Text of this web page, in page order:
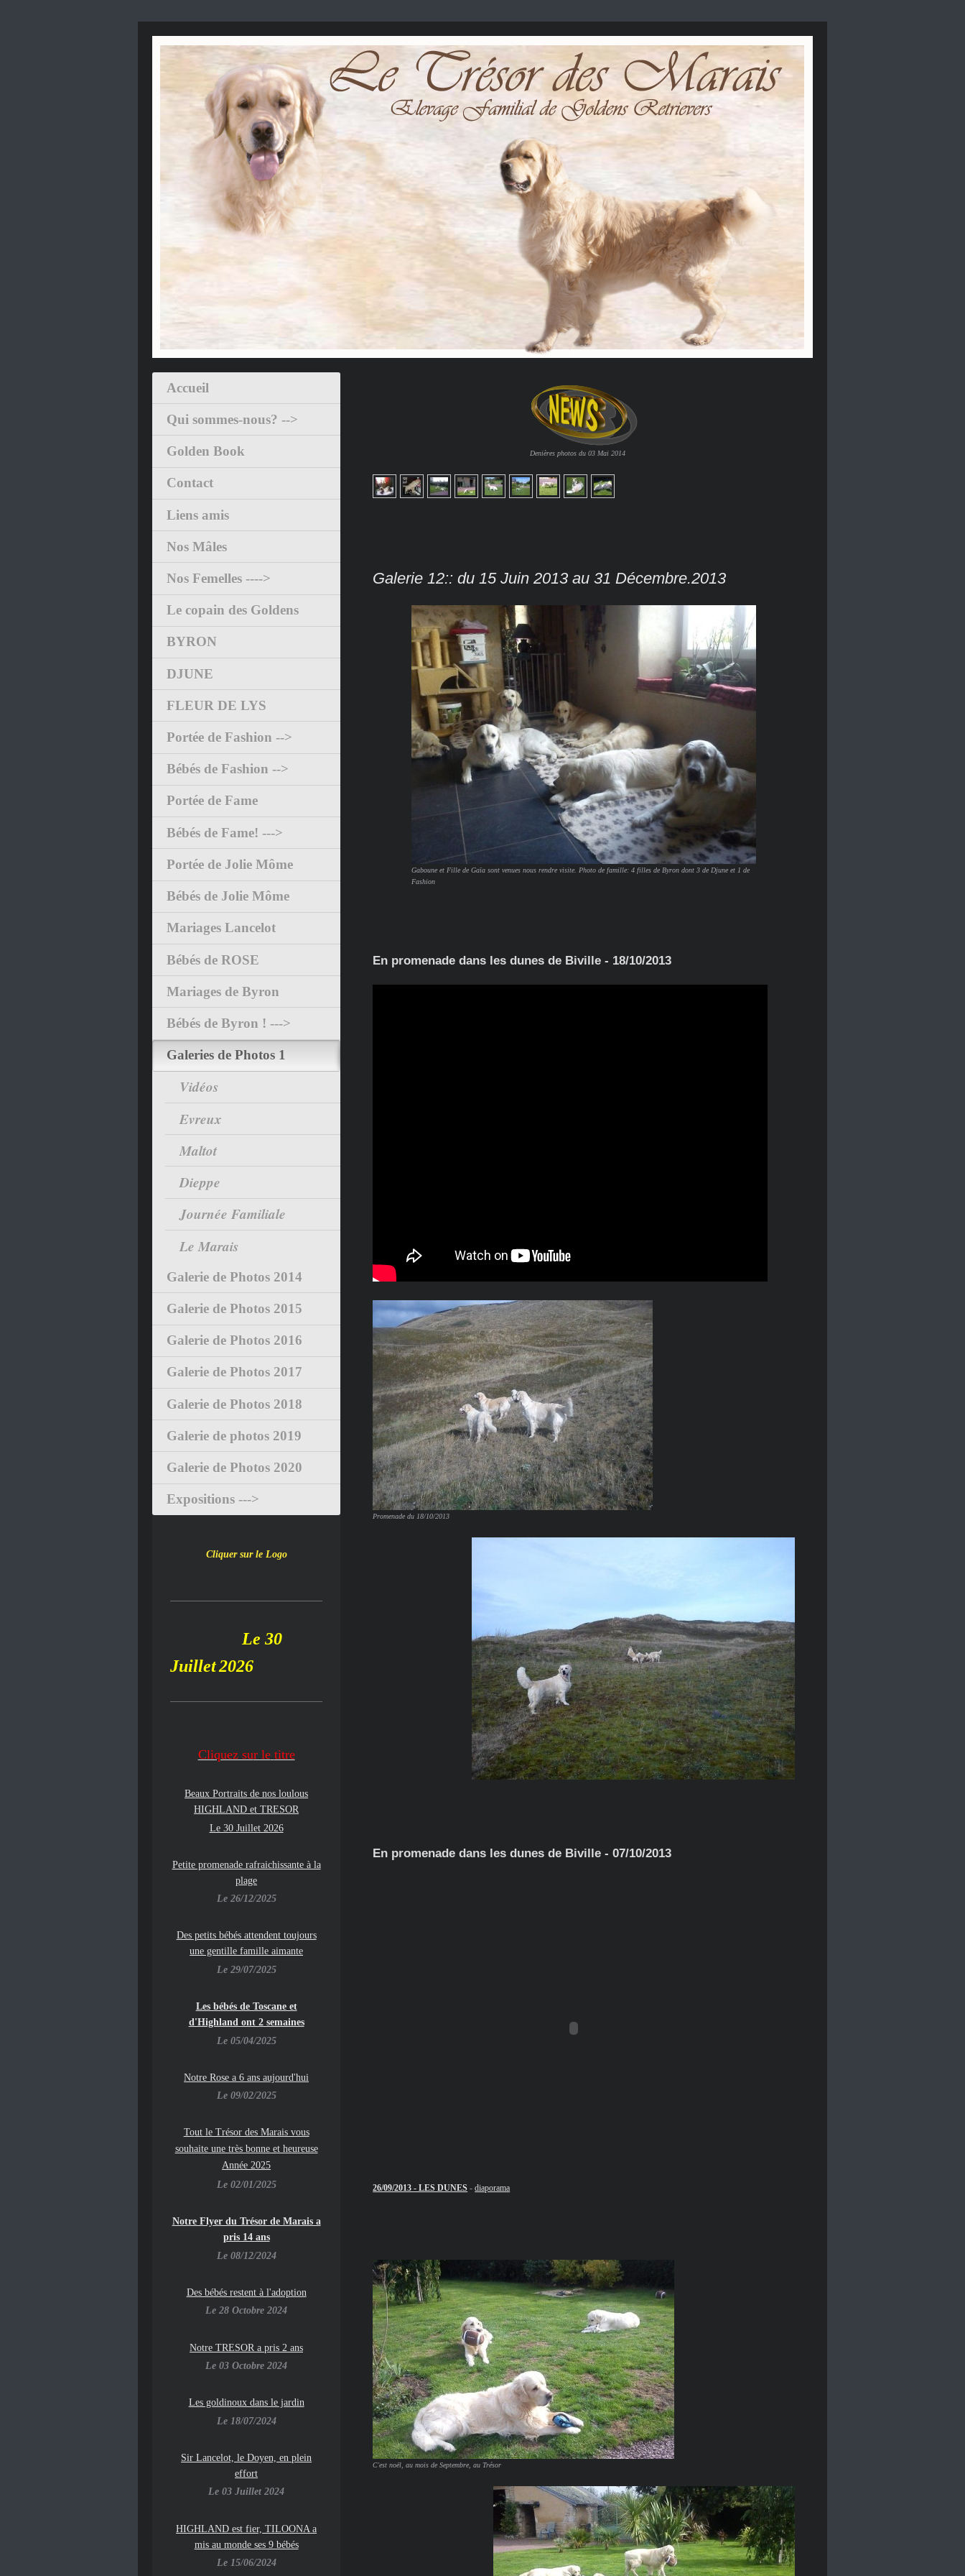
Denières photos du 03 Mai 2014
Galerie 12:: du 15 Juin 2013 au 31 Décembre.2013
Gaboune et Fille de Gaïa sont venues nous rendre visite. Photo de famille: 4 filles de Byron dont 3 de Djune et 1 de
Fashion
En promenade dans les dunes de Biville - 18/10/2013
Promenade du 18/10/2013
En promenade dans les dunes de Biville - 07/10/2013
26/09/2013 - LES DUNES -diaporama
C'est noël, au mois de Septembre, au Trésor
Accueil
Qui sommes-nous? -->
Golden Book
Contact
Liens amis
Nos Mâles
Nos Femelles ---->
Le copain des Goldens
BYRON
DJUNE
FLEUR DE LYS
Portée de Fashion -->
Bébés de Fashion -->
Portée de Fame
Bébés de Fame! --->
Portée de Jolie Môme
Bébés de Jolie Môme
Mariages Lancelot
Bébés de ROSE
Mariages de Byron
Bébés de Byron ! --->
Galeries de Photos 1
Vidéos
Evreux
Maltot
Dieppe
Journée Familiale
Le Marais
Galerie de Photos 2014
Galerie de Photos 2015
Galerie de Photos 2016
Galerie de Photos 2017
Galerie de Photos 2018
Galerie de photos 2019
Galerie de Photos 2020
Expositions --->
Cliquer sur le Logo
Le 30
Juillet2026
Cliquez sur le titre
Beaux Portraits de nos loulous
HIGHLAND et TRESOR
Le 30 Juillet 2026
Petite promenade rafraichissante à la
plage
Le 26/12/2025
Des petits bébés attendent toujours
une gentille famille aimante
Le 29/07/2025
Les bébés de Toscane et
d'Highland ont 2 semaines
Le 05/04/2025
Notre Rose a 6 ans aujourd'hui
Le 09/02/2025
Tout le Trésor des Marais vous
souhaite une très bonne et heureuse
Année 2025
Le 02/01/2025
Notre Flyer du Trésor de Marais a
pris 14 ans
Le 08/12/2024
Des bébés restent à l'adoption
Le 28 Octobre 2024
Notre TRESOR a pris 2 ans
Le 03 Octobre 2024
Les goldinoux dans le jardin
Le 18/07/2024
Sir Lancelot, le Doyen, en plein
effort
Le 03 Juillet 2024
HIGHLAND est fier, TILOONA a
mis au monde ses 9 bébés
Le 15/06/2024